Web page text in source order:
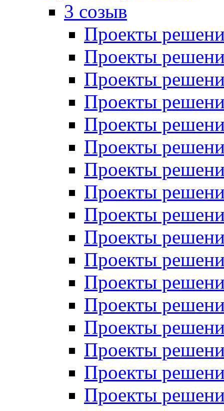
3 созыв
Проекты
Проекты
Проекты
Проекты
Проекты
Проекты
Проекты
Проекты
Проекты
Проекты
Проекты
Проекты
Проекты
Проекты
Проекты
Проекты
Проекты